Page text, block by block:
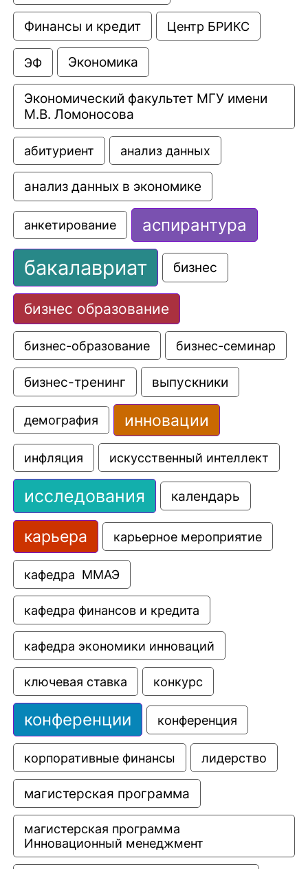
Финансы и кредит Центр БРИКС
ЭФ Экономика
Экономический факультет МГУ имени
М.В. Ломоносова
абитуриент анализ данных
анализ данных в экономике
анкетирование аспирантура
бакалавриат бизнес
бизнес образование
бизнес-образование бизнес-семинар
бизнес-тренинг выпускники
демография инновации
инфляция искусственный интеллект
исследования календарь
карьера карьерное мероприятие
кафедра  ММАЭ
кафедра финансов и кредита
кафедра экономики инноваций
ключевая ставка конкурс
конференции конференция
корпоративные финансы лидерство
магистерская программа
магистерская программа
Инновационный менеджмент